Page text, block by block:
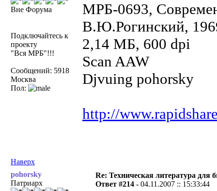
Вне Форума
Подключайтесь к
проекту
"Вся МРБ"!!!
Сообщений: 5918
Москва
Пол:
МРБ-0693,
В.Ю.Рогинский,
2,14 МБ,
Scan AAW
Djvuing pohorsky
http://
Наверх
pohorsky
Патриарх
Re: Техническая литература для
Ответ #214 -04.11.2007 :: 15:33:44